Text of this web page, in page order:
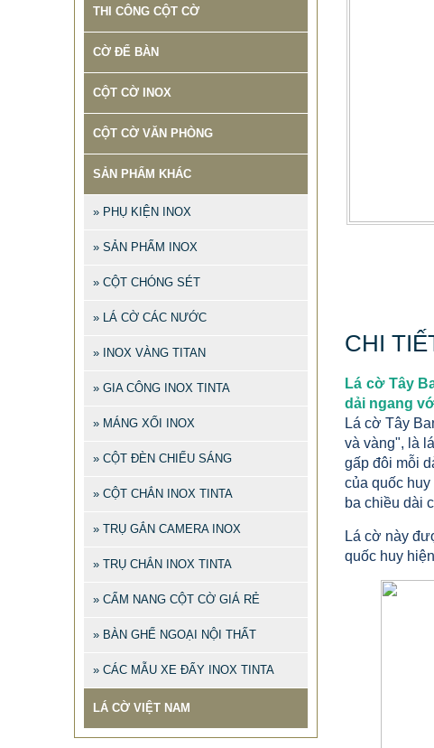
CHI
Lá cờ Tây
dải ngang
Lá cờ Tây
và vàng", là
gấp đôi mỗi
của quốc
ba chiều dài
Lá cờ này
quốc huy
THI CÔNG CỘT CỜ
CỜ ĐỂ BÀN
CỘT CỜ INOX
CỘT CỜ VĂN PHÒNG
SẢN PHẨM KHÁC
» PHỤ KIỆN INOX
» SẢN PHẨM INOX
» CỘT CHÓNG SÉT
» LÁ CỜ CÁC NƯỚC
» INOX VÀNG TITAN
» GIA CÔNG INOX TINTA
» MÁNG XỐI INOX
» CỘT ĐÈN CHIẾU SÁNG
» CỘT CHẮN INOX TINTA
» TRỤ GẮN CAMERA INOX
» TRỤ CHẮN INOX TINTA
» CẨM NANG CỘT CỜ GIÁ RẺ
» BÀN GHẾ NGOẠI NỘI THẤT
» CÁC MẪU XE ĐẨY INOX TINTA
LÁ CỜ VIỆT NAM